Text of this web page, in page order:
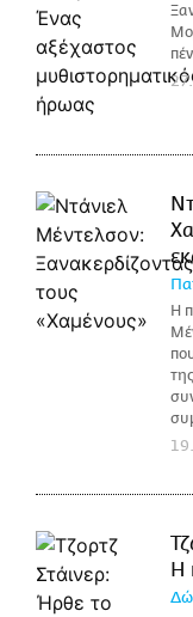
Η
H